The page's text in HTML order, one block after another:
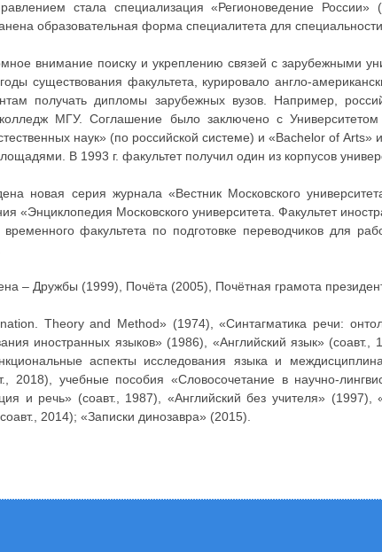
стала специализация «Регионоведение
образовательная форма специалитета для
внимание поиску и укреплению связей с зарубежными
существования факультета, курировало англо-
получать дипломы зарубежных вузов. Например,
МГУ. Соглашение было заключено с
наук» (по российской системе) и «Bаchelor of Аrts»
В 1993 г. факультет получил один из корпусов
новая серия журнала «Вестник Московского
«Энциклопедия Московского университета. Факультет
временного факультета по подготовке переводчиков для
– Дружбы (1999), Почёта (2005), Почётная грамота
Theory and Method» (1974), «Синтагматика речи:
иностранных языков» (1986), «Английский язык»
аспекты исследования языка и
2018), учебные пособия «Словосочетание в научно-
и речь» (соавт., 1987), «Английский без учителя»
2014); «Записки динозавра» (2015).